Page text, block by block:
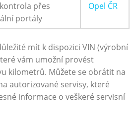
přes
portály
Opel ČR
mít k dispozici VIN (výrobní
vám umožní provést
kilometrů. Můžete se obrátit na
autorizované servisy, které
informace o veškeré servisní